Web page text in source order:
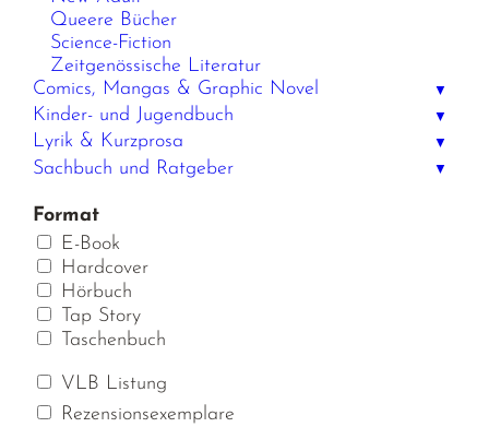
Queere Bücher
Science-Fiction
Zeitgenössische Literatur
Comics, Mangas & Graphic Novel
▼
Kinder- und Jugendbuch ▼
Lyrik & Kurzprosa ▼
Sachbuch und Ratgeber ▼
Format
E-Book
Hardcover
Hörbuch
Tap Story
Taschenbuch
VLB Listung
Rezensionsexemplare